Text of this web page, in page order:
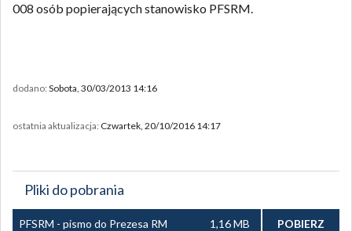
008 osób popierających stanowisko PFSRM.
dodano: Sobota, 30/03/2013 14:16
ostatnia aktualizacja: Czwartek, 20/10/2016 14:17
Pliki do pobrania
PFSRM - pismo do Prezesa RM
1,16 MB POBIERZ